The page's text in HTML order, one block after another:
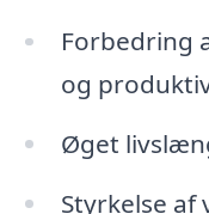
Forbedring
og
Øget
Styrkelse af